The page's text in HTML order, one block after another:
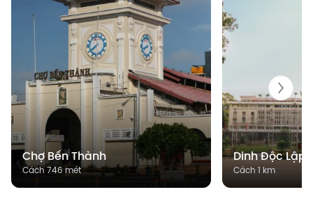
Chợ Bến Thành
Cách 746 mét
Dinh Độc Lập
Cách 1 km